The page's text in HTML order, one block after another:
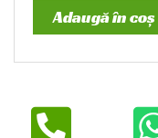
Adaugă în coș